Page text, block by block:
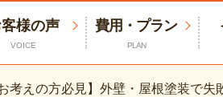
様の声
VOICE
費用・プラン
PLAN
考えの方必見】外壁・屋根塗装で失